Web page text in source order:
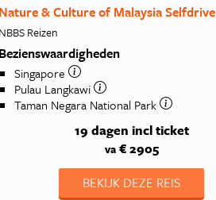
Nature & Culture of Malaysia Selfdrive
NBBS Reizen
Bezienswaardigheden
Singapore
Pulau Langkawi
Taman Negara National Park
19 dagen incl ticket
va€ 2905
BEKIJK DEZE REIS